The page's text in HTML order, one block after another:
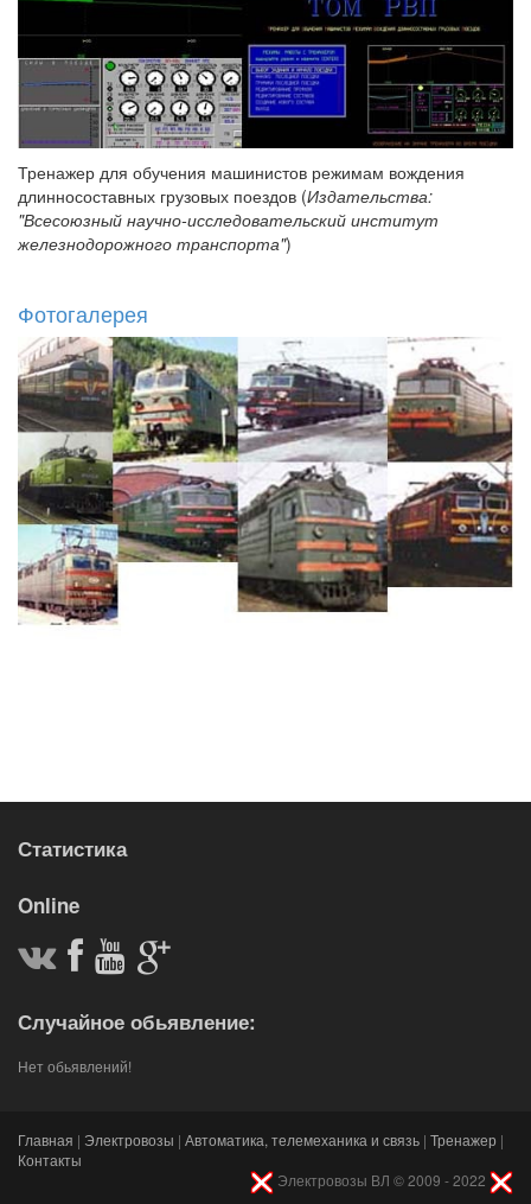
Тренажер для обучения машинистов режимам вождения
длинносоставных грузовых поездов (Издательства:
"Всесоюзный научно-исследовательский институт
железнодорожного транспорта")
Фотогалерея
Статистика
Online
Случайное обьявление:
Нет обьявлений!
Главная | Электровозы | Автоматика, телемеханика и связь | Тренажер |
Контакты
Электровозы ВЛ © 2009 - 2022